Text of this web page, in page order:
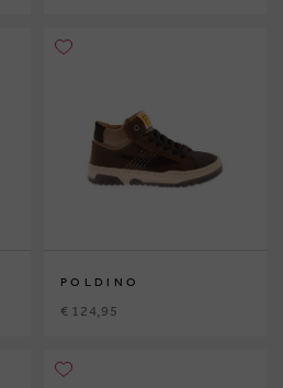
POLDINO
€ 124,95